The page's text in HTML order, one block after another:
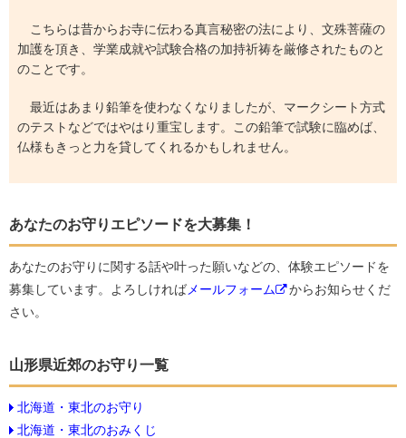
こちらは昔からお寺に伝わる真言秘密の法により、文殊菩薩の
加護を頂き、学業成就や試験合格の加持祈祷を厳修されたものと
のことです。
最近はあまり鉛筆を使わなくなりましたが、マークシート方式
のテストなどではやはり重宝します。この鉛筆で試験に臨めば、
仏様もきっと力を貸してくれるかもしれません。
あなたのお守りエピソードを大募集！
あなたのお守りに関する話や叶った願いなどの、体験エピソードを
募集しています。よろしければ メールフォーム
からお知らせくだ
さい。
山形県近郊のお守り一覧
北海道・東北のお守り
北海道・東北のおみくじ